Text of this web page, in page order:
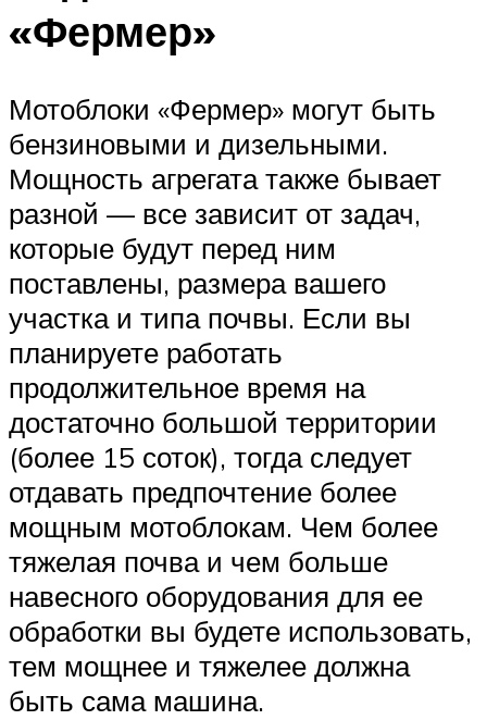
«Фермер»
Мотоблоки «Фермер» могут быть
бензиновыми и дизельными.
Мощность агрегата также бывает
разной — все зависит от задач,
которые будут перед ним
поставлены, размера вашего
участка и типа почвы. Если вы
планируете работать
продолжительное время на
достаточно большой территории
(более 15 соток), тогда следует
отдавать предпочтение более
мощным мотоблокам. Чем более
тяжелая почва и чем больше
навесного оборудования для ее
обработки вы будете использовать,
тем мощнее и тяжелее должна
быть сама машина.